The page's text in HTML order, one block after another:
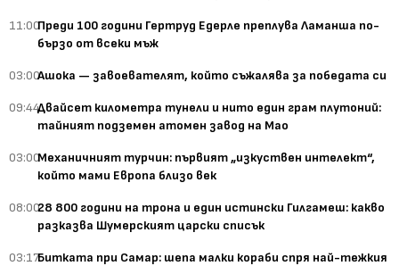
11:00Преди 100 години Гертруд Едерле преплува Ламанша по-
бързо от всеки мъж
03:00Ашока — завоевателят, който съжалява за победата си
09:44Двайсет километра тунели и нито един грам плутоний:
тайният подземен атомен завод на Мао
03:00Механичният турчин: първият „изкуствен интелект“,
който мами Европа близо век
08:0028 800 години на трона и един истински Гилгамеш: какво
разказва Шумерският царски списък
03:17Битката при Самар: шепа малки кораби спря най-тежкия